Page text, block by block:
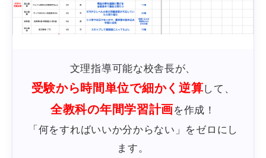
文理指導可能な校舎長が、
受験から時間単位で細かく逆算して、
全教科の年間学習計画を作成！
「何をすればいいか分からない」をゼロにし
ます。